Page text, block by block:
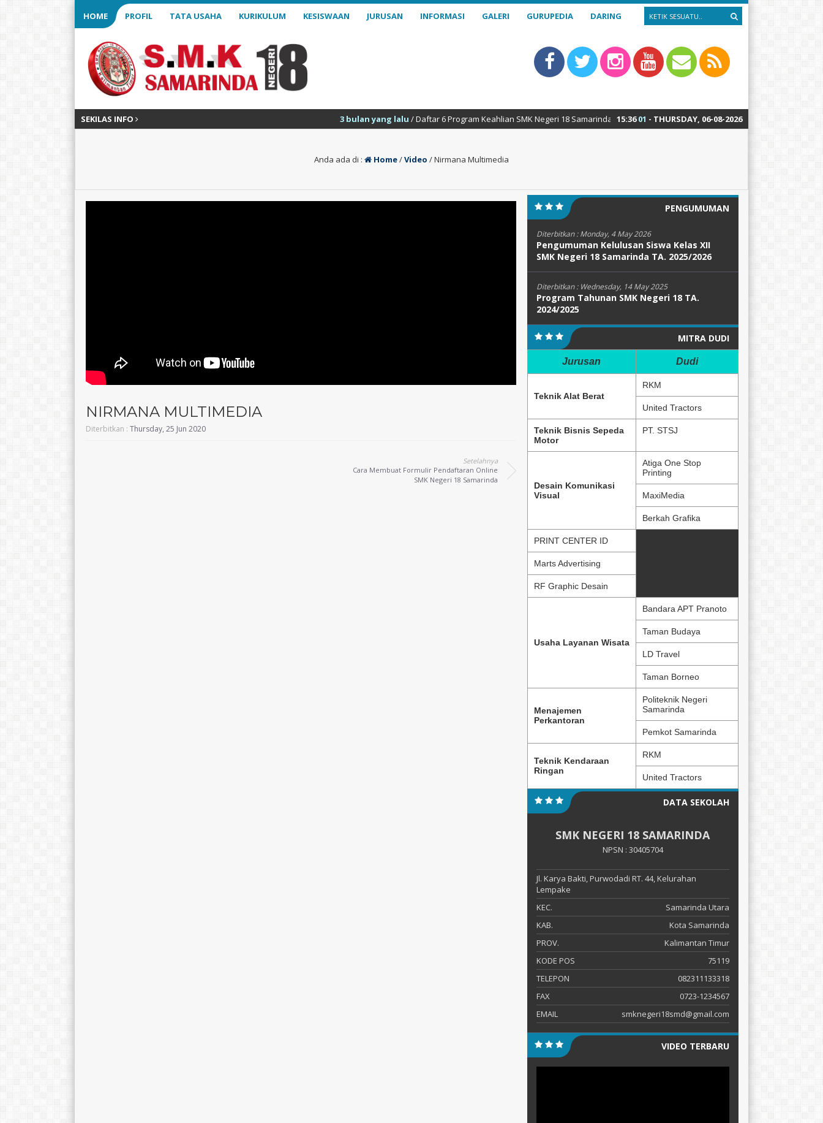
HOME PROFIL TATA USAHA KURIKULUM KESISWAAN JURUSAN INFORMASI GALERI GURUPEDIA DARING
SEKILAS INFO 15:36 02 - THURSDAY, 06-08-2026
3 bulan yang lalu/ Daftar 6 Program Keahlian SMK Negeri 18 Samarinda : Teknik Alat Berat – Teknik Sepeda Motor – Teknik Kendaraan
Anda ada di : Home/Video /Nirmana Multimedia
NIRMANA MULTIMEDIA
Diterbitkan : Thursday, 25 Jun 2020
Setelahnya
Cara Membuat Formulir Pendaftaran Online
SMK Negeri 18 Samarinda
PENGUMUMAN
Diterbitkan :Monday, 4 May 2026
Pengumuman Kelulusan Siswa Kelas XII
SMK Negeri 18 Samarinda TA. 2025/2026
Diterbitkan : Wednesday, 14 May 2025
Program Tahunan SMK Negeri 18 TA.
2024/2025
MITRA DUDI
Jurusan Dudi
Teknik Alat Berat
RKM
United Tractors
Teknik Bisnis Sepeda
Motor
PT. STSJ
Desain Komunikasi
Visual
Atiga One Stop
Printing
MaxiMedia
Berkah Grafika
PRINT CENTER ID
Marts Advertising
RF Graphic Desain
Usaha Layanan Wisata
Bandara APT Pranoto
Taman Budaya
LD Travel
Taman Borneo
Menajemen
Perkantoran
Politeknik Negeri
Samarinda
Pemkot Samarinda
Teknik Kendaraan
Ringan
RKM
United Tractors
DATA SEKOLAH
SMK NEGERI 18 SAMARINDA
NPSN : 30405704
Jl. Karya Bakti, Purwodadi RT. 44, Kelurahan
Lempake
KEC.
Samarinda Utara
KAB.
Kota Samarinda
PROV.
Kalimantan Timur
KODE POS
75119
TELEPON
082311133318
FAX
0723-1234567
EMAIL
smknegeri18smd@gmail.com
VIDEO TERBARU